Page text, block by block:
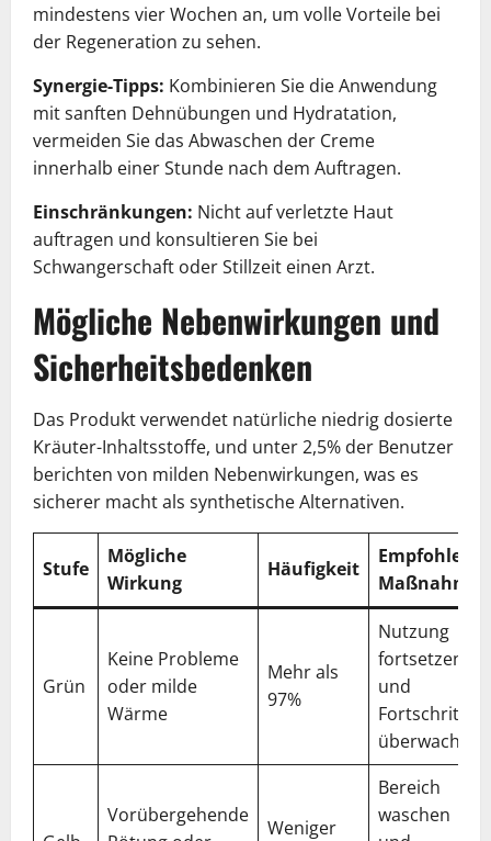
mindestens vier Wochen an, um volle Vorteile bei
der Regeneration zu sehen.
Synergie-Tipps: Kombinieren Sie die Anwendung
mit sanften Dehnübungen und Hydratation,
vermeiden Sie das Abwaschen der Creme
innerhalb einer Stunde nach dem Auftragen.
Einschränkungen: Nicht auf verletzte Haut
auftragen und konsultieren Sie bei
Schwangerschaft oder Stillzeit einen Arzt.
Mögliche Nebenwirkungen und
Sicherheitsbedenken
Das Produkt verwendet natürliche niedrig dosierte
Kräuter-Inhaltsstoffe, und unter 2,5% der Benutzer
berichten von milden Nebenwirkungen, was es
sicherer macht als synthetische Alternativen.
Stufe
Mögliche
Wirkung
Häufigkeit
Empfohlene
Maßnahme
Grün
Keine Probleme
oder milde
Wärme
Mehr als
97%
Nutzung
fortsetzen
und
Fortschritt
überwachen
Vorübergehende
Weniger
Bereich
waschen